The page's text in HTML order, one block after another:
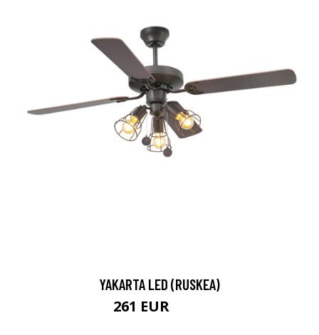
YAKARTA LED (RUSKEA)
261 EUR